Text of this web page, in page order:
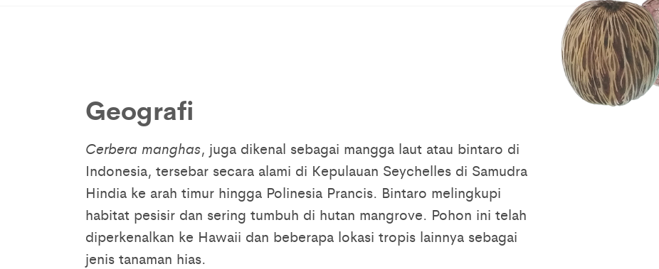
Geografi
Cerbera manghas, juga dikenal sebagai mangga laut atau bintaro di
Indonesia, tersebar secara alami di Kepulauan Seychelles di Samudra
Hindia ke arah timur hingga Polinesia Prancis. Bintaro melingkupi
habitat pesisir dan sering tumbuh di hutan mangrove. Pohon ini telah
diperkenalkan ke Hawaii dan beberapa lokasi tropis lainnya sebagai
jenis tanaman hias.